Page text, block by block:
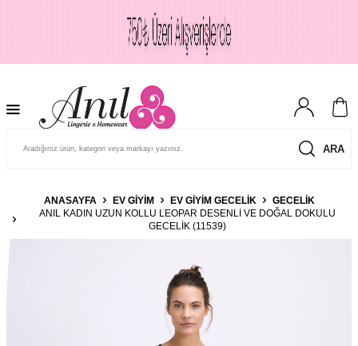
ARA
ANASAYFA EV GIYIM EV GIYIM GECELIK
GECELIK
ANIL KADIN UZUN KOLLU LEOPAR DESENLI VE DOĞAL DOKULU
GECELIK (11539)